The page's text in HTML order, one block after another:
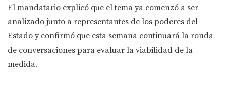
El mandatario explicó que el tema ya comenzó a ser
analizado junto a representantes de los poderes del
Estado y confirmó que esta semana continuará la ronda
de conversaciones para evaluar la viabilidad de la
medida.